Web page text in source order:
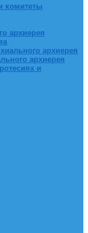
комитеты
архиерея
архиерея
архиерея
и